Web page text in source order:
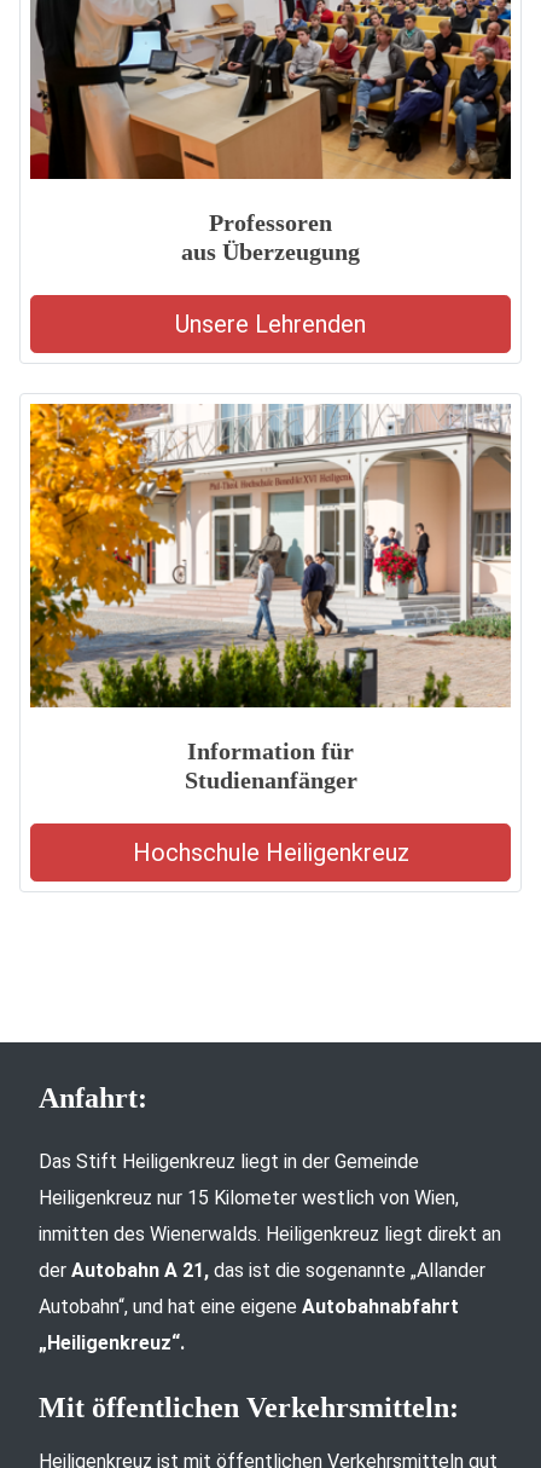
Professoren
aus Überzeugung
Unsere Lehrenden
Information für
Studienanfänger
Hochschule Heiligenkreuz
Anfahrt:
Das Stift Heiligenkreuz liegt in der Gemeinde
Heiligenkreuz nur 15 Kilometer westlich von Wien,
inmitten des Wienerwalds. Heiligenkreuz liegt direkt an
der Autobahn A 21, das ist die sogenannte „Allander
Autobahn“, und hat eine eigene Autobahnabfahrt
„Heiligenkreuz“.
Mit öffentlichen Verkehrsmitteln:
Heiligenkreuz ist mit öffentlichen Verkehrsmitteln gut